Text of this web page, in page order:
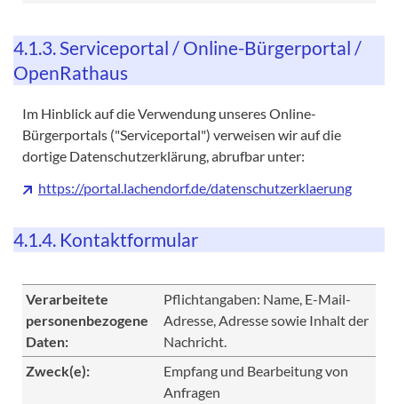
4.1.3. Serviceportal / Online-Bürgerportal /
OpenRathaus
Im Hinblick auf die Verwendung unseres Online-
Bürgerportals ("Serviceportal") verweisen wir auf die
dortige Datenschutzerklärung, abrufbar unter:
https://portal.lachendorf.de/datenschutzerklaerung
4.1.4. Kontaktformular
Verarbeitete
personenbezogene
Daten:
Pflichtangaben: Name, E-Mail-
Adresse, Adresse sowie Inhalt der
Nachricht.
Zweck(e):
Empfang und Bearbeitung von
Anfragen